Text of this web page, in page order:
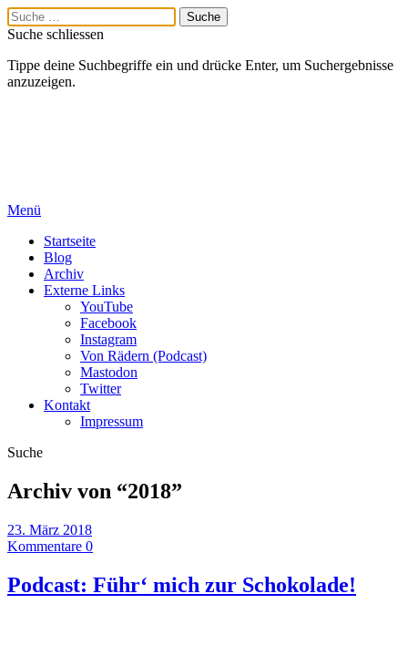
Suche schliessen
Tippe deine Suchbegriffe ein und drücke Enter, um Suchergebnisse
anzuzeigen.
Menü
Startseite
Blog
Archiv
Externe Links
YouTube
Facebook
Instagram
Von Rädern (Podcast)
Mastodon
Twitter
Kontakt
Impressum
Suche
Archiv von “2018”
23. März 2018
Kommentare 0
Podcast: Führ‘ mich zur Schokolade!